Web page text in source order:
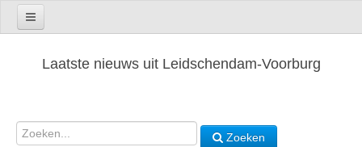
Laatste nieuws uit Leidschendam-Voorburg
Zoeken